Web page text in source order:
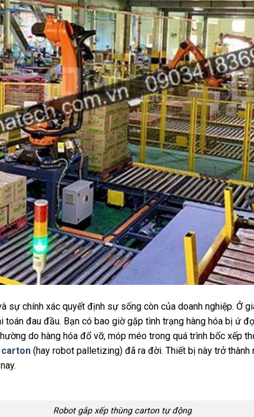
sự chính xác quyết định sự sống còn của doanh nghiệp. Ở
đau đầu. Bạn có bao giờ gặp tình trạng hàng hóa bị ứ
do hàng hóa đổ vỡ, móp méo trong quá trình bốc xếp
carton(hay robot palletizing) đã ra đời. Thiết bị này trở
Robot gắp xếp thùng carton tự động